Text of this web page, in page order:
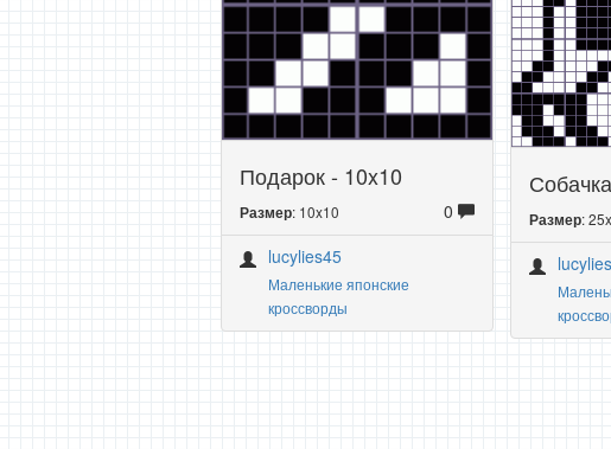
Подарок - 10x10
Размер: 10x10
0
lucylies45
Маленькие японские
кроссворды
Размер: